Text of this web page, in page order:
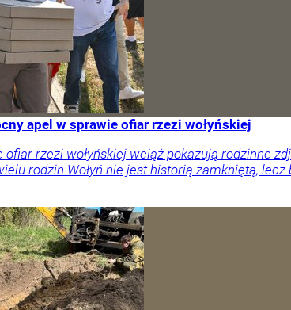
apel w sprawie ofiar rzezi wołyńskiej
ofiar rzezi wołyńskiej wciąż pokazują rodzinne
rodzin Wołyń nie jest historią zamkniętą, lecz